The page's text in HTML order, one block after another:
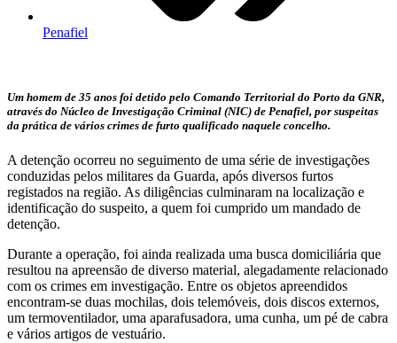
Penafiel
Um homem de 35 anos foi detido pelo Comando Territorial do Porto da GNR,
através do Núcleo de Investigação Criminal (NIC) de Penafiel, por suspeitas
da prática de vários crimes de furto qualificado naquele concelho.
A detenção ocorreu no seguimento de uma série de investigações
conduzidas pelos militares da Guarda, após diversos furtos
registados na região. As diligências culminaram na localização e
identificação do suspeito, a quem foi cumprido um mandado de
detenção.
Durante a operação, foi ainda realizada uma busca domiciliária que
resultou na apreensão de diverso material, alegadamente relacionado
com os crimes em investigação. Entre os objetos apreendidos
encontram-se duas mochilas, dois telemóveis, dois discos externos,
um termoventilador, uma aparafusadora, uma cunha, um pé de cabra
e vários artigos de vestuário.